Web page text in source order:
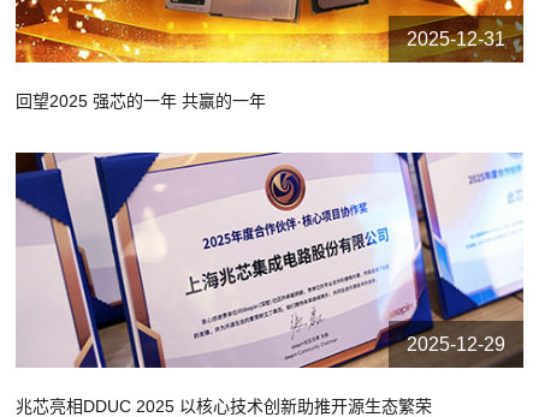
2025-12-31
回望2025 强芯的一年 共赢的一年
2025-12-29
兆芯亮相DDUC 2025 以核心技术创新助推开源生态繁荣